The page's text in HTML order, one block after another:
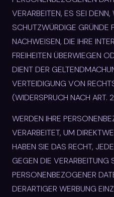
VERARBEITEN, ES SEI
SCHUTZWÜRDIGE GRÜNDE
NACHWEISEN, DIE IHRE
FREIHEITEN ÜBERWIEGEN
DIENT DER
VERTEIDIGUNG VON
(WIDERSPRUCH NACH ART.
WERDEN IHRE
VERARBEITET, UM
HABEN SIE DAS RECHT,
GEGEN DIE VERARBEITUNG
PERSONENBEZOGENER
DERARTIGER WERBUNG